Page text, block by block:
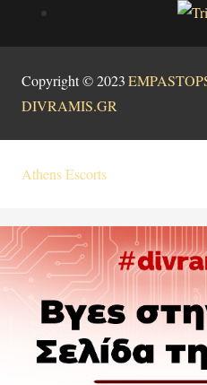
Copyright © 2023
DIVRAMIS.GR
Athens Escorts